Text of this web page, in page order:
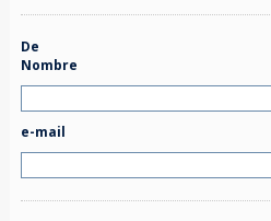
De
Nombre
e-mail